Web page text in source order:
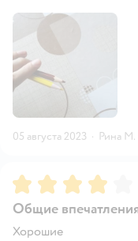
05 августа 2023 · Рина М.
Рейтинг:4
Общие
Хорошие